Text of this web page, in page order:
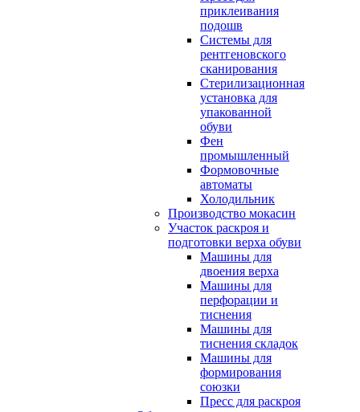
приклеивания
подошв
Системы для
рентгеновского
сканирования
Стерилизационная
установка для
упакованной
обуви
Фен
промышленный
Формовочные
автоматы
Холодильник
Производство мокасин
Участок раскроя и
подготовки верха обуви
Машины для
двоения верха
Машины для
перфорации и
тиснения
Машины для
тиснения складок
Машины для
формирования
союзки
Пресс для раскроя